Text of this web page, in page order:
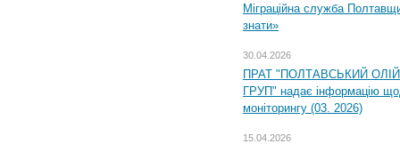
Міграційна служба
знати»
30.04.2026
ПРАТ "ПОЛТАВСЬКИЙ
ГРУП" надає інформацію
моніторингу (03. 2026)
15.04.2026